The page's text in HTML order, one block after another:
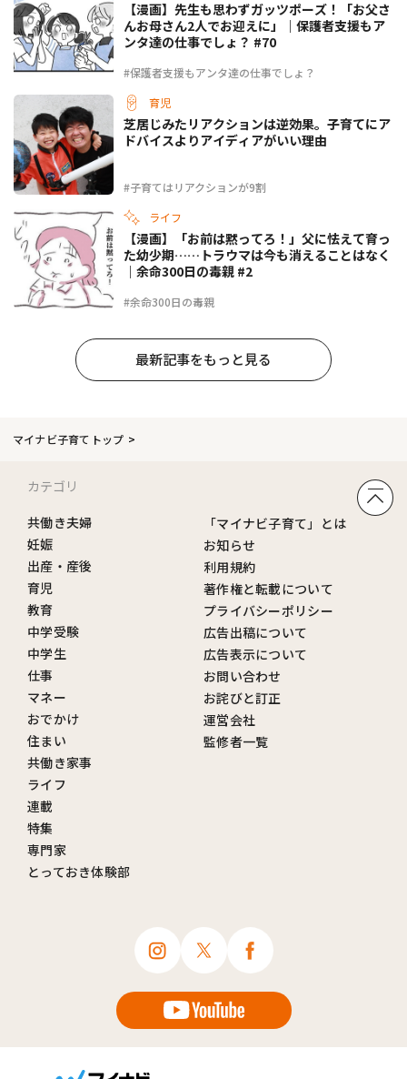
#保護者支援もアンタ達の仕事でしょ？
【漫画】先生も思わずガッツポーズ！「お父さ
んお母さん2人でお迎えに」｜保護者支援もア
ンタ達の仕事でしょ？ #70
育児
#子育てはリアクションが9割
芝居じみたリアクションは逆効果。子育てにア
ドバイスよりアイディアがいい理由
ライフ
#余命300日の毒親
【漫画】「お前は黙ってろ！」父に怯えて育っ
た幼少期……トラウマは今も消えることはなく
｜余命300日の毒親 #2
最新記事をもっと見る
マイナビ子育てトップ
カテゴリ
共働き夫婦
妊娠
出産・産後
育児
教育
中学受験
中学生
仕事
マネー
おでかけ
住まい
共働き家事
ライフ
連載
特集
専門家
とっておき体験部
「マイナビ子育て」とは
お知らせ
利用規約
著作権と転載について
プライバシーポリシー
広告出稿について
広告表示について
お問い合わせ
お詫びと訂正
運営会社
監修者一覧